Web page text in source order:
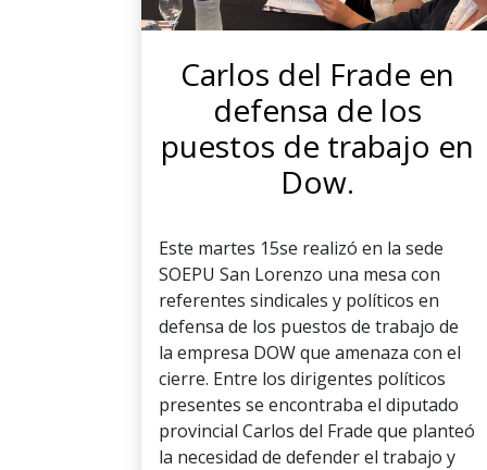
Carlos del Frade en
defensa de los
puestos de trabajo en
Dow.
Este martes 15se realizó en la sede
SOEPU San Lorenzo una mesa con
referentes sindicales y políticos en
defensa de los puestos de trabajo de
la empresa DOW que amenaza con el
cierre. Entre los dirigentes políticos
presentes se encontraba el diputado
provincial Carlos del Frade que planteó
la necesidad de defender el trabajo y